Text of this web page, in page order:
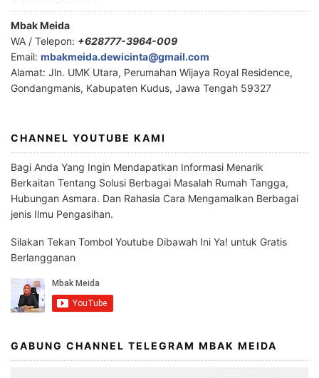
Mbak Meida
WA / Telepon: +628777-3964-009
Email: mbakmeida.dewicinta@gmail.com
Alamat: Jln. UMK Utara, Perumahan Wijaya Royal Residence,
Gondangmanis, Kabupaten Kudus, Jawa Tengah 59327
CHANNEL YOUTUBE KAMI
Bagi Anda Yang Ingin Mendapatkan Informasi Menarik
Berkaitan Tentang Solusi Berbagai Masalah Rumah Tangga,
Hubungan Asmara. Dan Rahasia Cara Mengamalkan Berbagai
jenis Ilmu Pengasihan.
Silakan Tekan Tombol Youtube Dibawah Ini Ya! untuk Gratis
Berlangganan
GABUNG CHANNEL TELEGRAM MBAK MEIDA